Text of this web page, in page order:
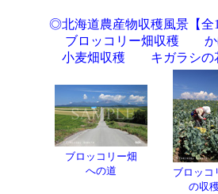
◎北海道農産物収穫風景【全
ブロッコリー畑収穫
小麦畑収穫
キガラシの
ブロッコリー畑
への道
ブロッコ
の収